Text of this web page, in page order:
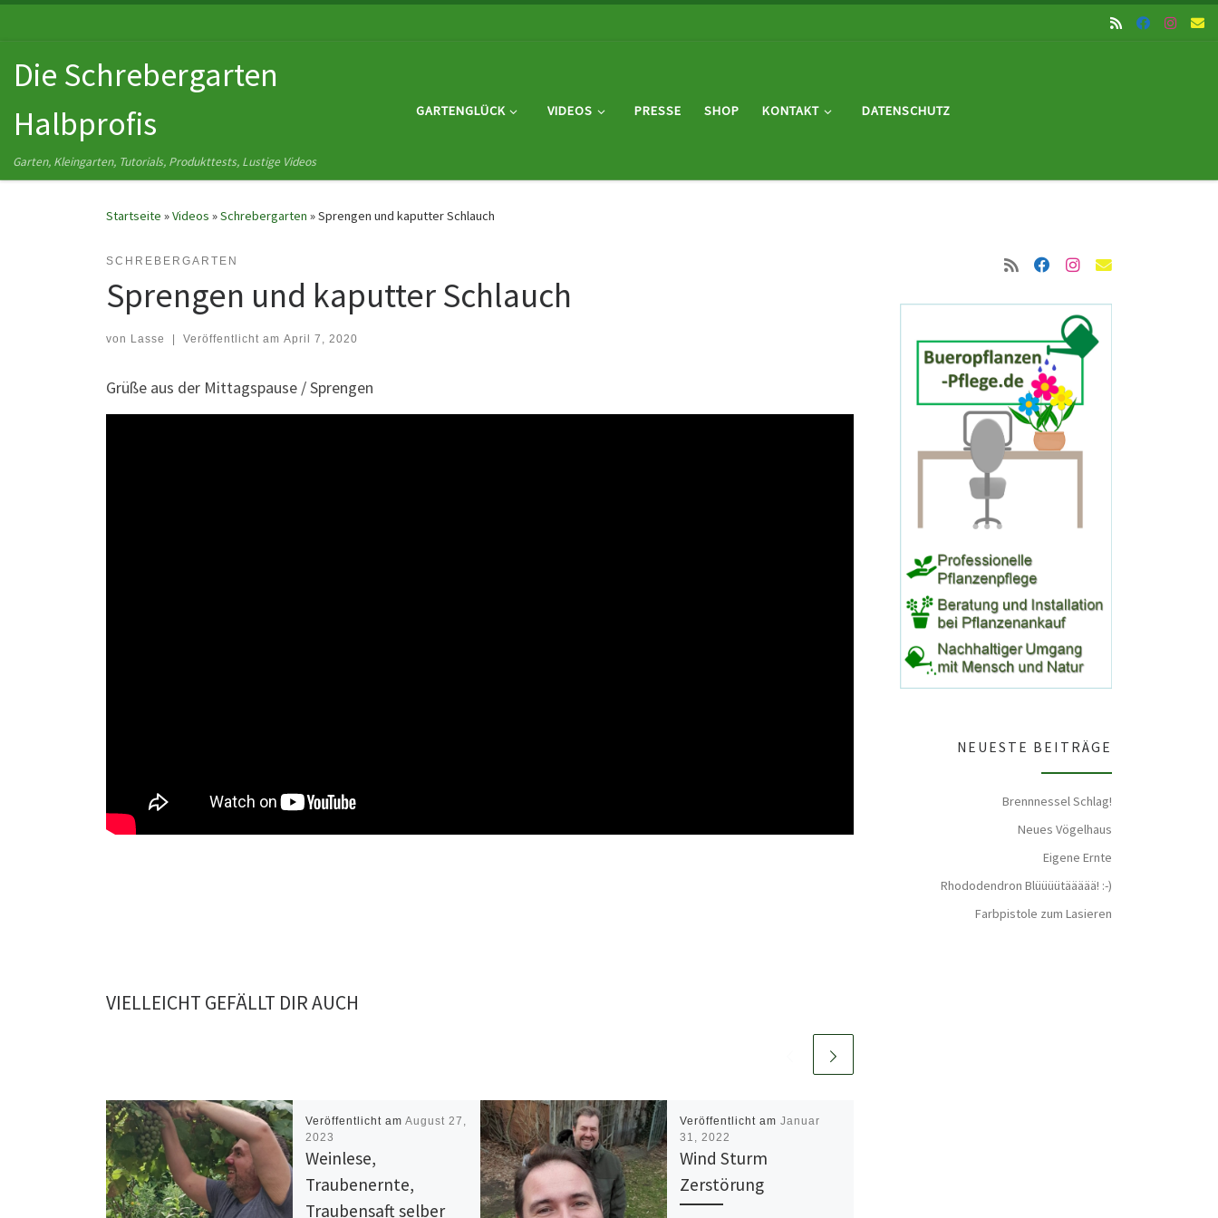
Die Schrebergarten
Halbprofis
Garten, Kleingarten, Tutorials, Produkttests, Lustige Videos
GARTENGLÜCK VIDEOS PRESSE SHOP KONTAKT DATENSCHUTZ
Startseite »Videos »Schrebergarten »Sprengen und kaputter Schlauch
SCHREBERGARTEN
Sprengen und kaputter Schlauch
von Lasse Veröffentlicht am April 7, 2020
Grüße aus der Mittagspause / Sprengen
VIELLEICHT GEFÄLLT DIR AUCH
Veröffentlicht amAugust 27,
2023
Weinlese,
Traubenernte,
Traubensaft selber
Veröffentlicht am Januar
31, 2022
Wind Sturm
Zerstörung
NEUESTE BEITRÄGE
Brennnessel Schlag!
Neues Vögelhaus
Eigene Ernte
Rhododendron Blüüüütäääää! :-)
Farbpistole zum Lasieren